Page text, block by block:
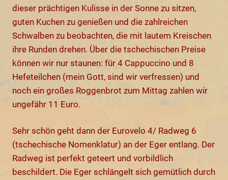
dieser prächtigen Kulisse in der Sonne zu sitzen,
guten Kuchen zu genießen und die zahlreichen
Schwalben zu beobachten, die mit lautem Kreischen
ihre Runden drehen. Über die tschechischen Preise
können wir nur staunen: für 4 Cappuccino und 8
Hefeteilchen (mein Gott, sind wir verfressen) und
noch ein großes Roggenbrot zum Mittag zahlen wir
ungefähr 11 Euro.
Sehr schön geht dann der Eurovelo 4/ Radweg 6
(tschechische Nomenklatur) an der Eger entlang. Der
Radweg ist perfekt geteert und vorbildlich
beschildert. Die Eger schlängelt sich gemütlich durch